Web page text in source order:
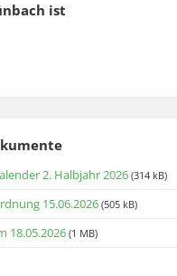
ist
2. Halbjahr 2026 (314 kB)
15.06.2026 (505 kB)
18.05.2026 (1 MB)